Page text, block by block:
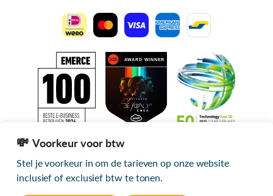
Alle getoonde prijzen zijn exclusief btw
Voorkeur voor btw
Stel je voorkeur in om de tarieven op onze website
inclusief of exclusief btw te tonen.